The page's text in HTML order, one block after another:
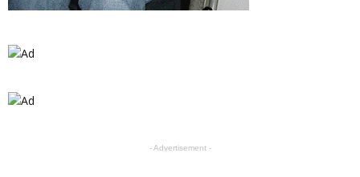
- Advertisement -